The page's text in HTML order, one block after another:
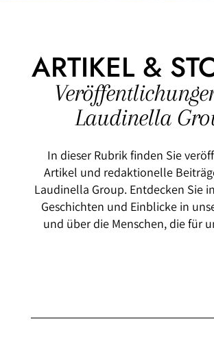
ARTIKEL &
Laudinella
In dieser Rubrik finden Sie
Artikel und redaktionelle
Laudinella Group. Entdecken Sie
Geschichten und Einblicke in
und über die Menschen, die für